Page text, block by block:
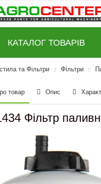
КАТАЛОГ ТОВАРІВ
та Фільтри Фільтри
товар Опис
Фільтр